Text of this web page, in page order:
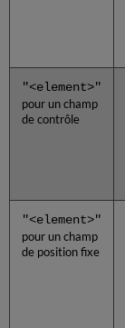
"<element>"
pour un champ
de contrôle
"<element>"
pour un champ
de position fixe